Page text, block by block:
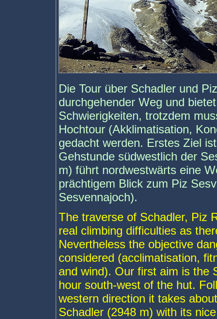
Die Tour über Schadler und
durchgehender Weg und
Schwierigkeiten, trotzdem
Hochtour (Akklimatisation,
gedacht werden. Erstes Ziel
Gehstunde südwestlich der
m) führt nordwestwärts eine
prächtigem Blick zum Piz
Sesvennajoch).
The traverse of Schadler, Piz
real climbing difficulties as
Nevertheless the objective
considered (acclimatisation,
and wind). Our first aim is the
hour south-west of the hut.
western direction it takes
Schadler (2948 m) with its